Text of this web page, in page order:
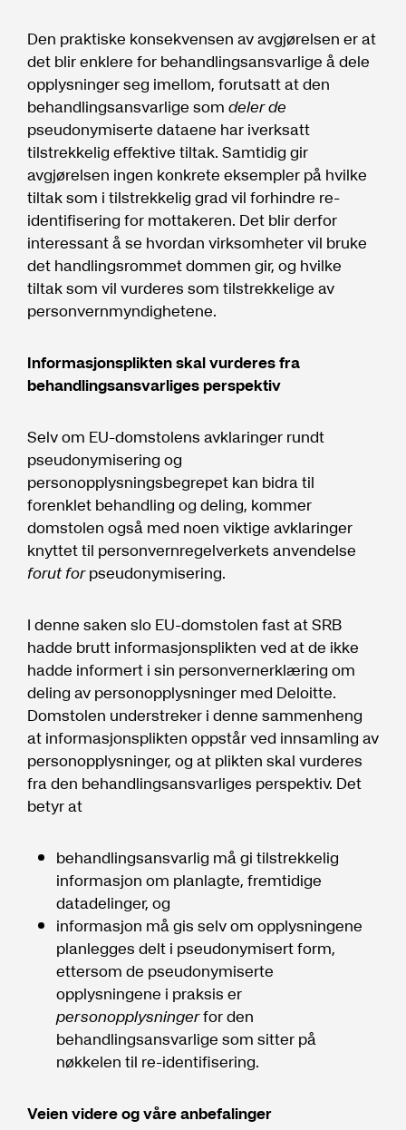
Den praktiske konsekvensen av avgjørelsen er at
det blir enklere for behandlingsansvarlige å dele
opplysninger seg imellom, forutsatt at den
behandlingsansvarlige somdeler de
pseudonymiserte dataene har iverksatt
tilstrekkelig effektive tiltak. Samtidig gir
avgjørelsen ingen konkrete eksempler på hvilke
tiltak som i tilstrekkelig grad vil forhindre re-
identifisering for mottakeren. Det blir derfor
interessant å se hvordan virksomheter vil bruke
det handlingsrommet dommen gir, og hvilke
tiltak som vil vurderes som tilstrekkelige av
personvernmyndighetene.
Informasjonsplikten skal vurderes fra
behandlingsansvarliges perspektiv
Selv om EU-domstolens avklaringer rundt
pseudonymisering og
personopplysningsbegrepet kan bidra til
forenklet behandling og deling, kommer
domstolen også med noen viktige avklaringer
knyttet til personvernregelverkets anvendelse
forut forpseudonymisering.
I denne saken slo EU-domstolen fast at SRB
hadde brutt informasjonsplikten ved at de ikke
hadde informert i sin personvernerklæring om
deling av personopplysninger med Deloitte.
Domstolen understreker i denne sammenheng
at informasjonsplikten oppstår ved innsamling av
personopplysninger, og at plikten skal vurderes
fra den behandlingsansvarliges perspektiv. Det
betyr at
behandlingsansvarlig må gi tilstrekkelig
informasjon om planlagte, fremtidige
datadelinger, og
informasjon må gis selv om opplysningene
planlegges delt i pseudonymisert form,
ettersom de pseudonymiserte
opplysningene i praksis er
personopplysningerfor den
behandlingsansvarlige som sitter på
nøkkelen til re-identifisering.
Veien videre og våre anbefalinger